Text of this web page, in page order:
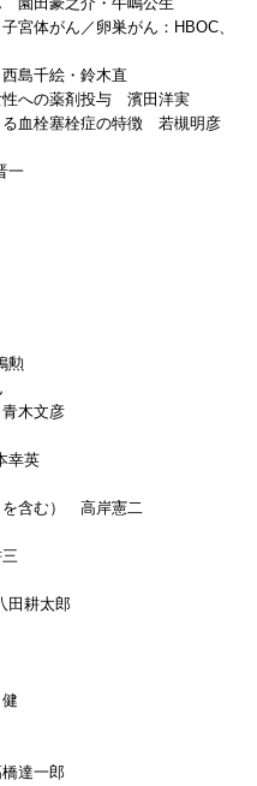
宮体がん／卵巣がん：HBOC、
島千絵・鈴木直
への薬剤投与 濱田洋実
血栓塞栓症の特徴 若槻明彦
一
勲
木文彦
幸英
を含む） 高岸憲二
田耕太郎
達一郎